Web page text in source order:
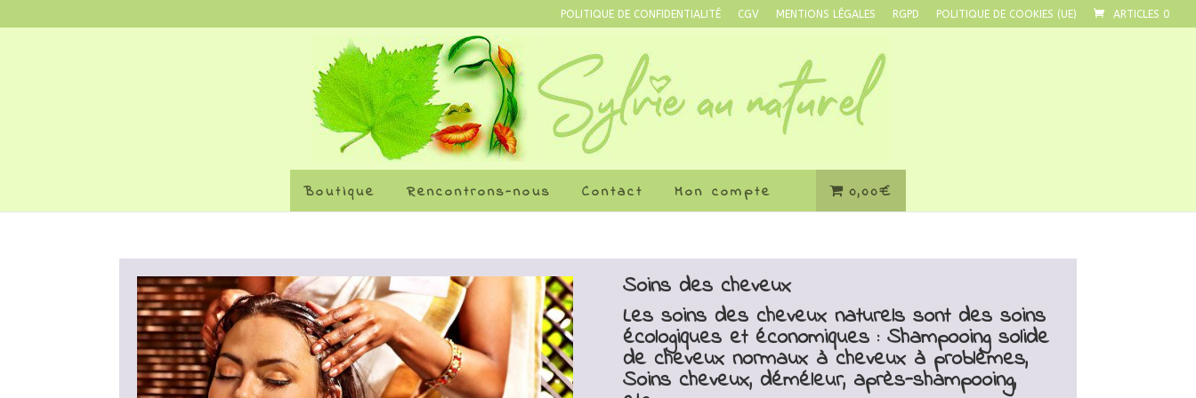
POLITIQUE DE CONFIDENTIALITÉ CGV MENTIONS LÉGALES RGPD POLITIQUE DE COOKIES (UE) ARTICLES 0
Boutique Rencontrons-nous Contact Mon compte 0,00€
Soins des cheveux
Les soins des cheveux naturels sont des soins
écologiques et économiques : Shampooing solide
de cheveux normaux à cheveux à problèmes,
Soins cheveux, déméleur, après-shampooing,